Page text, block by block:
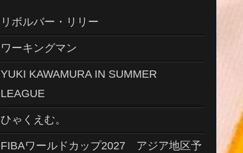
リボルバー・リリー
ワーキングマン
YUKI KAWAMURA IN SUMMER
LEAGUE
ひゃくえむ。
FIBAワールドカップ2027 アジア地区予